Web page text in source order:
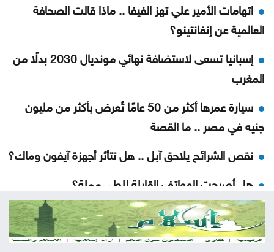
اتهامات الأمير علي تهز الفيفا .. ماذا قالت الصحافة
العالمية عن إنفانتينو؟
إسبانيا تسعى لاستضافة نهائي مونديال 2030 بدلًا من
المغرب
سيارة عمرها أكثر من 50 عامًا تُعرض بأكثر من مليون
جنيه في مصر .. ما القصة
نقص الشرائح يلاحق آبل .. هل تتأثر أجهزة آيفون وماك؟
هل أصبحت الهواتف القابلة للطي مملة؟
5 إشارات قد يرسلها القلب قبل الجلطة .. لا تتجاهلها
العدو الخفي للمسافرين .. لماذا يرهقك اختلاف التوقيت